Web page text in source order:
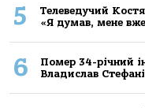
5
Телеведучий
«Я думав, мене
6
Помер 34-річний
Владислав